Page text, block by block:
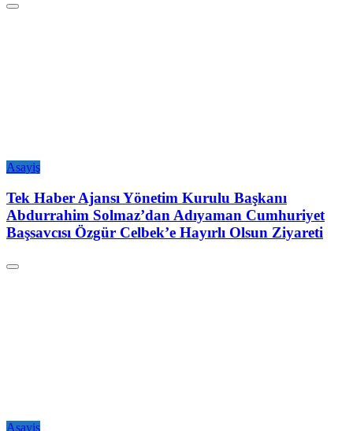
Asayiş
Tek Haber Ajansı Yönetim Kurulu Başkanı
Abdurrahim Solmaz’dan Adıyaman Cumhuriyet
Başsavcısı Özgür Celbek’e Hayırlı Olsun Ziyareti
Asayiş